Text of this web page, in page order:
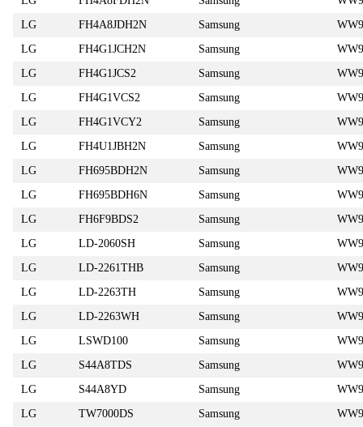
LG
FH4A8JDH2N Samsung
LG
FH4G1JCH2N Samsung
LG
FH4G1JCS2 Samsung
LG
FH4G1VCS2 Samsung
LG
FH4G1VCY2 Samsung
LG
FH4U1JBH2N Samsung
LG
FH695BDH2N Samsung
LG
FH695BDH6N Samsung
LG
FH6F9BDS2 Samsung
LG
LD-2060SH Samsung
LG
LD-2261THB Samsung
LG
LD-2263TH Samsung
LG
LD-2263WH Samsung
LG
LSWD100 Samsung
LG
S44A8TDS Samsung
LG
S44A8YD Samsung
LG
TW7000DS Samsung